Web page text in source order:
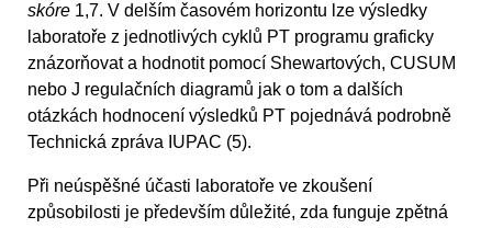
skóre 1,7. V delším časovém horizontu lze výsledky
laboratoře z jednotlivých cyklů PT programu graficky
znázorňovat a hodnotit pomocí Shewartových, CUSUM
nebo J regulačních diagramů jak o tom a dalších
otázkách hodnocení výsledků PT pojednává podrobně
Technická zpráva IUPAC (5).
Při neúspěšné účasti laboratoře ve zkoušení
způsobilosti je především důležité, zda funguje zpětná